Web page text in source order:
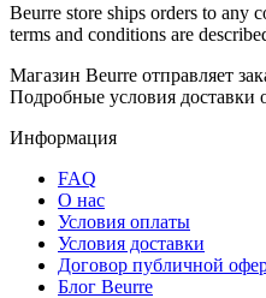
Beurre store ships orders to any
terms and conditions are
Магазин Beurre отправляет
Подробные условия доставки
Информация
FAQ
O нас
Условия оплаты
Условия доставки
Договор публичной
Блог Beurre